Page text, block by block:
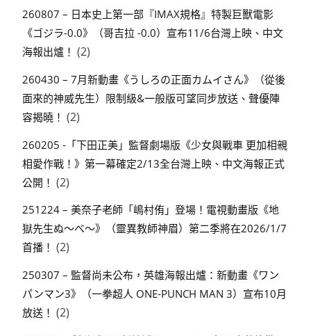
260807 – 日本史上第一部『IMAX規格』特製巨獸電影
《ゴジラ-0.0》（哥吉拉 -0.0）宣布11/6台灣上映、中文
海報出爐！ (2)
260430 – 7月新動畫《うしろの正面カムイさん》（從後
面來的神威先生）限制級&一般版可望同步放送、聲優陣
容揭曉！ (2)
260205 -「下田正美」監督劇場版《少女與戰車 更加相親
相愛作戰！》第一幕確定2/13全台灣上映、中文海報正式
公開！ (2)
251224 – 美奈子老師「嶋村侑」登場！電視動畫版《地
獄先生ぬ～べ～》（靈異教師神眉）第二季將在2026/1/7
首播！ (2)
250307 – 監督尚未公布，英雄海報出爐：新動畫《ワン
パンマン3》（一拳超人 ONE-PUNCH MAN 3）宣布10月
放送！ (2)